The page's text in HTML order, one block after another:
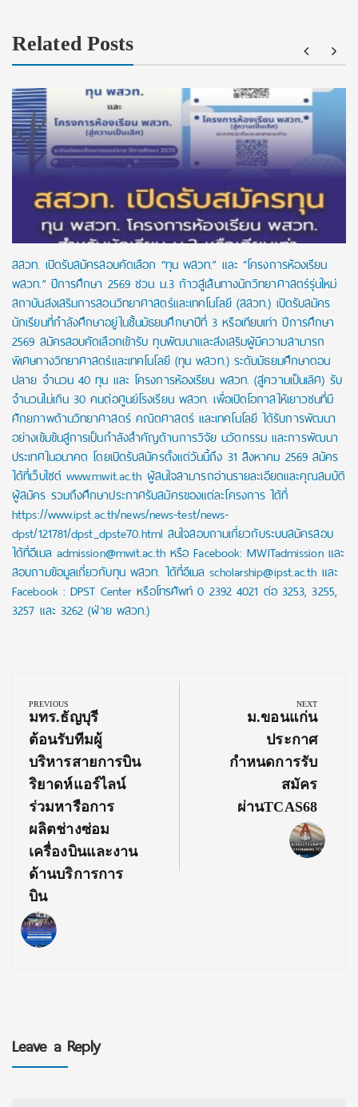
Related Posts
สสวท. เปิดรับสมัครสอบคัดเลือก “ทุน พสวท.” และ “โครงการห้องเรียน
พสวท.” ปีการศึกษา 2569 ชวน ม.3 ก้าวสู่เส้นทางนักวิทยาศาสตร์รุ่นใหม่
สถาบันส่งเสริมการสอนวิทยาศาสตร์และเทคโนโลยี (สสวท.) เปิดรับสมัคร
นักเรียนที่กำลังศึกษาอยู่ในชั้นมัธยมศึกษาปีที่ 3 หรือเทียบเท่า ปีการศึกษา
2569 สมัครสอบคัดเลือกเข้ารับ ทุนพัฒนาและส่งเสริมผู้มีความสามารถ
พิเศษทางวิทยาศาสตร์และเทคโนโลยี (ทุน พสวท.) ระดับมัธยมศึกษาตอน
ปลาย จำนวน 40 ทุน และ โครงการห้องเรียน พสวท. (สู่ความเป็นเลิศ) รับ
จำนวนไม่เกิน 30 คนต่อศูนย์โรงเรียน พสวท. เพื่อเปิดโอกาสให้เยาวชนที่มี
ศักยภาพด้านวิทยาศาสตร์ คณิตศาสตร์ และเทคโนโลยี ได้รับการพัฒนา
อย่างเข้มข้นสู่การเป็นกำลังสำคัญด้านการวิจัย นวัตกรรม และการพัฒนา
ประเทศในอนาคต โดยเปิดรับสมัครตั้งแต่วันนี้ถึง 31 สิงหาคม 2569 สมัคร
ได้ที่เว็บไซต์ www.mwit.ac.th ผู้สนใจสามารถอ่านรายละเอียดและคุณสมบัติ
ผู้สมัคร รวมถึงศึกษาประกาศรับสมัครของแต่ละโครงการ ได้ที่
https://www.ipst.ac.th/news/news-test/news-
dpst/121781/dpst_dpste70.html สนใจสอบถามเกี่ยวกับระบบสมัครสอบ
ได้ที่อีเมล admission@mwit.ac.th หรือ Facebook: MWITadmission และ
สอบถามข้อมูลเกี่ยวกับทุน พสวท. ได้ที่อีเมล scholarship@ipst.ac.th และ
Facebook : DPST Center หรือโทรศัพท์ 0 2392 4021 ต่อ 3253, 3255,
3257 และ 3262 (ฝ่าย พสวท.)
navigation
PREVIOUS
Previous
Post:
มทร.ธัญบุรี
ต้อนรับทีมผู้
บริหารสายการบิน
ริยาดห์แอร์ไลน์
ร่วมหารือการ
ผลิตช่างซ่อม
เครื่องบินและงาน
ด้านบริการการ
บิน
NEXT
Next
Post:
ม.ขอนแก่น
ประกาศ
กำหนดการรับ
สมัคร
ผ่านTCAS68
Leave a Reply